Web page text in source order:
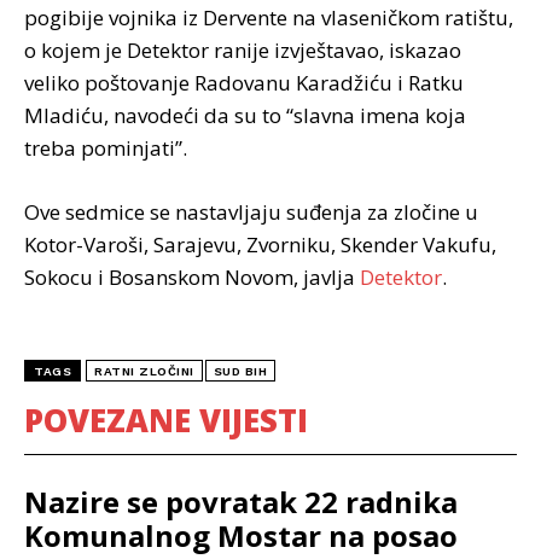
pogibije vojnika iz Dervente na vlaseničkom ratištu,
o kojem je Detektor ranije izvještavao, iskazao
veliko poštovanje Radovanu Karadžiću i Ratku
Mladiću, navodeći da su to “slavna imena koja
treba pominjati”.
Ove sedmice se nastavljaju suđenja za zločine u
Kotor-Varoši, Sarajevu, Zvorniku, Skender Vakufu,
Sokocu i Bosanskom Novom, javlja Detektor.
TAGS RATNI ZLOČINI SUD BIH
POVEZANE VIJESTI
Nazire se povratak 22 radnika
Komunalnog Mostar na posao